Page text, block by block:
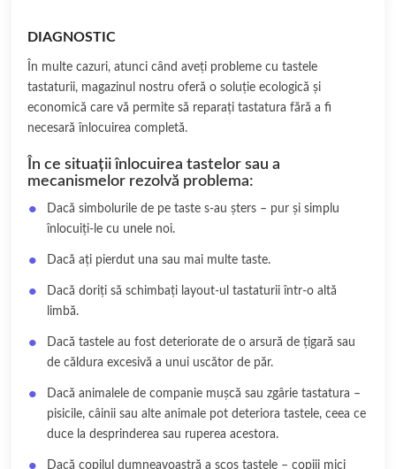
DIAGNOSTIC
În multe cazuri, atunci când aveți probleme cu tastele
tastaturii, magazinul nostru oferă o soluție ecologică și
economică care vă permite să reparați tastatura fără a fi
necesară înlocuirea completă.
În ce situații înlocuirea tastelor sau a
mecanismelor rezolvă problema:
Dacă simbolurile de pe taste s-au șters – pur și simplu
înlocuiți-le cu unele noi.
Dacă ați pierdut una sau mai multe taste.
Dacă doriți să schimbați layout-ul tastaturii într-o altă
limbă.
Dacă tastele au fost deteriorate de o arsură de țigară sau
de căldura excesivă a unui uscător de păr.
Dacă animalele de companie mușcă sau zgârie tastatura –
pisicile, câinii sau alte animale pot deteriora tastele, ceea ce
duce la desprinderea sau ruperea acestora.
Dacă copilul dumneavoastră a scos tastele – copiii mici